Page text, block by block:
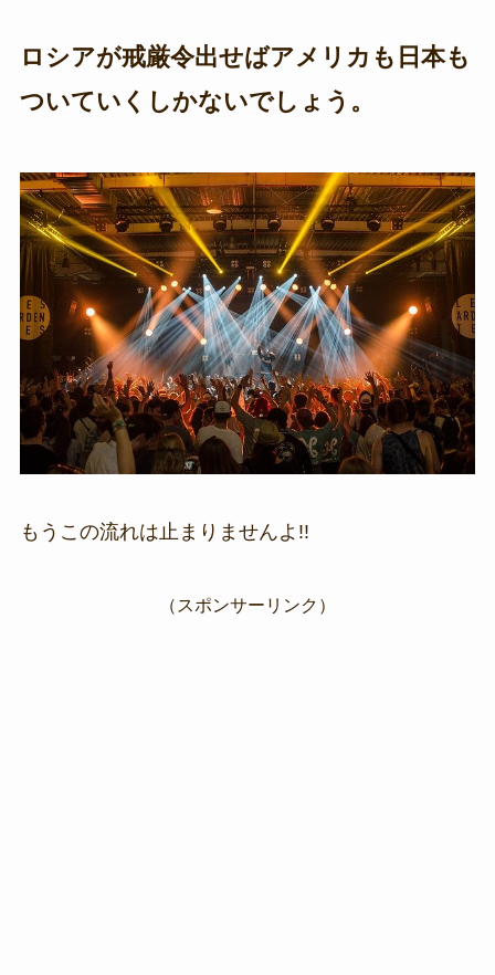
ロシアが戒厳令出せばアメリカも日本も
ついていくしかないでしょう。
もうこの流れは止まりませんよ!!
（スポンサーリンク）